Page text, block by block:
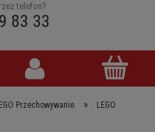
telefon?
83 33
Przechowywanie »
LEGO